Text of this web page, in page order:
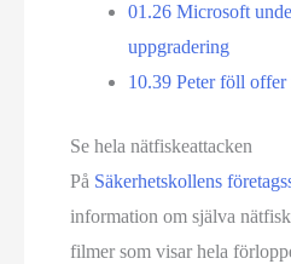
01.26 Microsoft
uppgradering
10.39 Peter föll offer
Se hela nätfiskeattacken
På Säkerhetskollens
information om själva
filmer som visar hela